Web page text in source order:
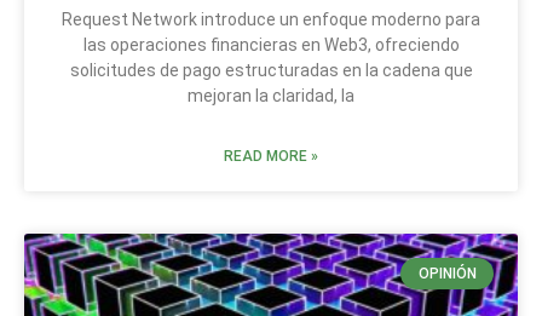
Request Network introduce un enfoque moderno para
las operaciones financieras en Web3, ofreciendo
solicitudes de pago estructuradas en la cadena que
mejoran la claridad, la
READ MORE »
OPINIÓN